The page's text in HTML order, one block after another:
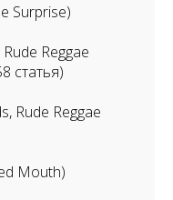
Surprise)
Reggae
статья)
Rude Reggae
Mouth)